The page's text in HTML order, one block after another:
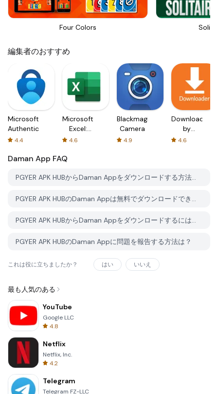
Four Colors
編集者のおすすめ
Microsoft
Authenticator
4.4
Microsoft
Excel:
Spreadsheets
4.6
Blackmagic
Camera
4.9
Downloader
by
AFTVnews
4.6
Daman App FAQ
PGYER APK HUBからDaman Appをダウンロードする方法は？
PGYER APK HUBのDaman Appは無料でダウンロードできますか？
PGYER APK HUBからDaman Appをダウンロードするにはアカウントが必要ですか？
PGYER APK HUBのDaman Appに問題を報告する方法は？
これは役に立ちましたか？ はい いいえ
最も人気のある
YouTube
Google LLC
4.8
Netflix
Netflix, Inc.
4.2
Telegram
Telegram FZ-LLC